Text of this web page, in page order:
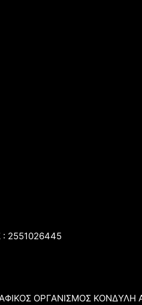
2551026445
ΟΡΓΑΝΙΣΜΟΣ ΚΟΝΔΥΛΗ